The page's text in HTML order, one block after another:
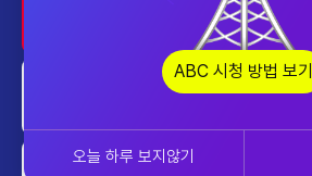
업&다운
ABC 시청 방법 보기
오늘 하루 보지않기